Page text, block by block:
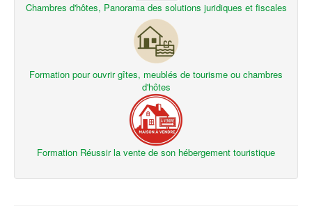
Chambres d'hôtes, Panorama des solutions juridiques et fiscales
Formation pour ouvrir gîtes, meublés de tourisme ou chambres
d'hôtes
Formation Réussir la vente de son hébergement touristique